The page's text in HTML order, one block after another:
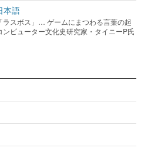
本語
ラスボス」… ゲームにまつわる言葉の起
ピューター文化史研究家・タイニーP氏